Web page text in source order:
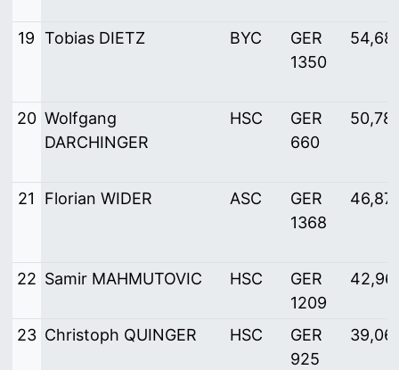
19 Tobias DIETZ BYC
GER
1350
20 Wolfgang
DARCHINGER
HSC
GER
660
50,781
21 Florian WIDER ASC
GER
1368
22 Samir MAHMUTOVIC HSC
GER
1209
23 Christoph QUINGER HSC
GER
925